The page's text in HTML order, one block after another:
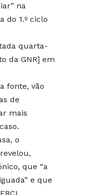
na
do 1.º ciclo
quarta-
da GNR] em
fonte, vão
de
mais
o
que “a
e que